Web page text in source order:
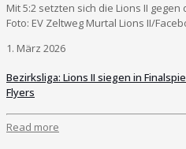
Mit 5:2 setzten sich die Lions II gegen
Foto: EV Zeltweg Murtal Lions II/
1. März 2026
Bezirksliga: Lions II siegen in
Flyers
Read more